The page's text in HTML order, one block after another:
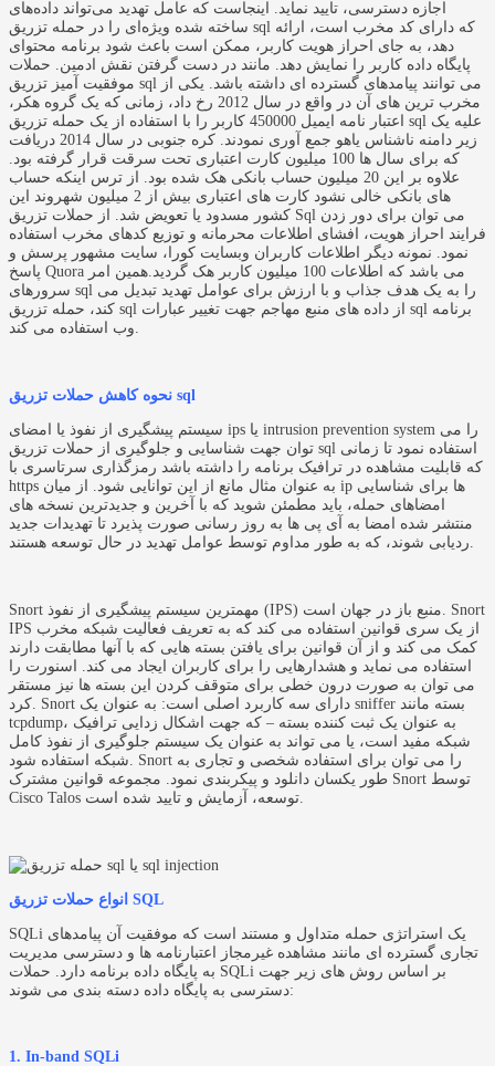
اجازه دسترسی، تایید نماید. اینجاست که عامل تهدید می‌تواند داده‌های
ساخته‌ شده ویژه‌ای را در حمله تزریق sql که دارای کد مخرب است، ارائه
دهد، به جای احراز هویت کاربر، ممکن است باعث شود برنامه محتوای
پایگاه داده کاربر را نمایش دهد. مانند در دست گرفتن نقش ادمین. حملات
موفقیت آمیز تزریق sql می توانند پیامدهای گسترده ای داشته باشد. یکی از
مخرب ترین های آن در واقع در سال 2012 رخ داد، زمانی که یک گروه هکر،
اعتبار نامه ایمیل 450000 کاربر را با استفاده از یک حمله تزریق sql علیه یک
زیر دامنه ناشناس یاهو جمع آوری نمودند. کره جنوبی در سال 2014 دریافت
که برای سال ها 100 میلیون کارت اعتباری تحت سرقت قرار گرفته بود.
علاوه بر این 20 میلیون حساب بانکی هک شده بود. از ترس اینکه حساب
های بانکی خالی نشود کارت های اعتباری بیش از 2 میلیون شهروند این
کشور مسدود یا تعویض شد. از حملات تزریق Sql می توان برای دور زدن
فرایند احراز هویت، افشای اطلاعات محرمانه و توزیع کدهای مخرب استفاده
نمود. نمونه دیگر اطلاعات کاربران وبسایت کورا، سایت مشهور پرسش و
پاسخ Quora می باشد که اطلاعات 100 میلیون کاربر هک گردید.همین امر
سرورهای sql را به یک هدف جذاب و با ارزش برای عوامل تهدید تبدیل می
کند، حمله تزریق sql از داده های منبع مهاجم جهت تغییر عبارات sql برنامه
نحوه کاهش حملات تزریق sql
سیستم پیشگیری از نفوذ یا امضای ips یا intrusion prevention system را می
توان جهت شناسایی و جلوگیری از حملات تزریق sql استفاده نمود تا زمانی
که قابلیت مشاهده در ترافیک برنامه را داشته باشد رمزگذاری سرتاسری با
https به عنوان مثال مانع از این توانایی شود. از میان ip ها برای شناسایی
امضاهای حمله، باید مطمئن شوید که با آخرین و جدیدترین نسخه های
منتشر شده امضا به آی پی ها به روز رسانی صورت پذیرد تا تهدیدات جدید
Snort مهمترین سیستم پیشگیری از نفوذ (IPS) منبع باز در جهان است. Snort
IPS از یک سری قوانین استفاده می کند که به تعریف فعالیت شبکه مخرب
کمک می کند و از آن قوانین برای یافتن بسته هایی که با آنها مطابقت دارند
استفاده می نماید و هشدارهایی را برای کاربران ایجاد می کند. اسنورت را
می توان به صورت درون خطی برای متوقف کردن این بسته ها نیز مستقر
کرد. Snort دارای سه کاربرد اصلی است: به عنوان یک sniffer بسته مانند
tcpdump، به عنوان یک ثبت کننده بسته – که جهت اشکال زدایی ترافیک
شبکه مفید است، یا می تواند به عنوان یک سیستم جلوگیری از نفوذ کامل
شبکه استفاده شود. Snort را می توان برای استفاده شخصی و تجاری به
طور یکسان دانلود و پیکربندی نمود. مجموعه قوانین مشترک Snort توسط
انواع حملات تزریق SQL
SQLi یک استراتژی حمله متداول و مستند است که موفقیت آن پیامدهای
تجاری گسترده ای مانند مشاهده غیرمجاز اعتبارنامه ها و دسترسی مدیریت
به پایگاه داده برنامه دارد. حملات SQLi بر اساس روش های زیر جهت
دسترسی به پایگاه داده دسته بندی می شوند:
1. In-band SQLi